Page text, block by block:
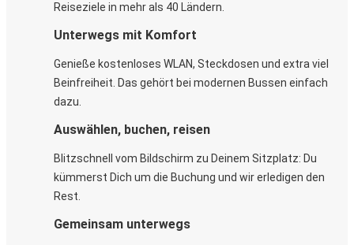
Reiseziele in mehr als 40 Ländern.
Unterwegs mit Komfort
Genieße kostenloses WLAN, Steckdosen und extra viel
Beinfreiheit. Das gehört bei modernen Bussen einfach
dazu.
Auswählen, buchen, reisen
Blitzschnell vom Bildschirm zu Deinem Sitzplatz: Du
kümmerst Dich um die Buchung und wir erledigen den
Rest.
Gemeinsam unterwegs